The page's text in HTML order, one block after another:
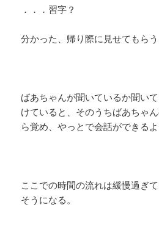
．．．習字？
分かった、帰り際に見せてもらう
ばあちゃんが聞いているか聞い
けていると、そのうちばあちゃ
ら覚め、やっとで会話ができるよ
ここでの時間の流れは緩慢過ぎ
そうになる。